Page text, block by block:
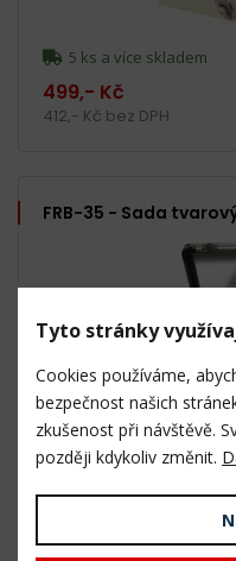
5 ks a více skladem
499,- Kč
412,- Kč bez DPH
FRB-35 - Sada
Produkt není skladem.
1 890,- Kč
Tyto stránky
Cookies používáme,
bezpečnost našich
zkušenost při návštěvě.
později kdykoliv změnit.